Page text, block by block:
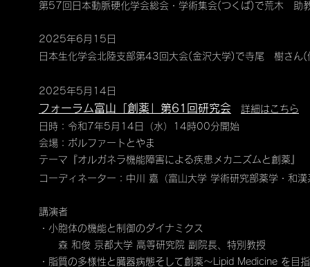
第57回日本動脈硬化学会総会・学術集会(つくば)で荒木 助
2025年6月15日
日本生化学会北陸支部第43回大会(金沢大学)で寺尾 樹さん(
2025年5月14日
フォーラム富山「創薬」第61回研究会
詳細はこちら
日時：令和7年5月14日（水）14時00分開始
会場：ボルファートとやま
テーマ『オルガネラ機能障害による疾患メカニズムと創薬』
コーディネーター：中川 嘉（富山大学 学術研究部薬学・和
講演者
・小胞体の機能と制御のダイナミクス
森 和俊 京都大学 高等研究院 副院長、特別教授
・脂質の多様性と臓器病態そして創薬〜Lipid Medicine を